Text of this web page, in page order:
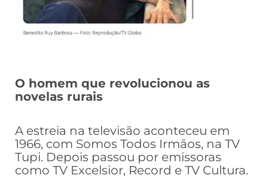
O homem que revolucionou as
novelas rurais
A estreia na televisão aconteceu em
1966, com Somos Todos Irmãos, na TV
Tupi. Depois passou por emissoras
como TV Excelsior, Record e TV Cultura.